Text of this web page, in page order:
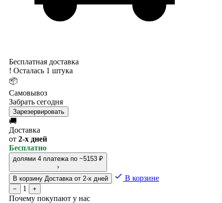
Бесплатная доставка
! Осталась 1 штука
📦
Самовывоз
Забрать сегодня
Зарезервировать
🚚
Доставка
от 2-х дней
Бесплатно
долями 4 платежа по ~5153 ₽
›
В корзину Доставка от 2-х дней В корзине
− 1 +
Почему покупают у нас